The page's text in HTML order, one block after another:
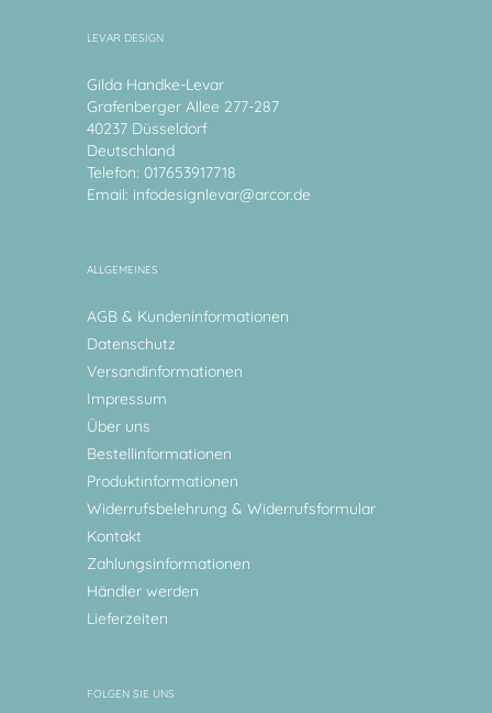
LEVAR DESIGN
Gilda Handke-Levar
Grafenberger Allee 277-287
40237 Düsseldorf
Deutschland
Telefon: 017653917718
Email: infodesignlevar@arcor.de
ALLGEMEINES
AGB & Kundeninformationen
Datenschutz
Versandinformationen
Impressum
Über uns
Bestellinformationen
Produktinformationen
Widerrufsbelehrung & Widerrufsformular
Kontakt
Zahlungsinformationen
Händler werden
Lieferzeiten
FOLGEN SIE UNS